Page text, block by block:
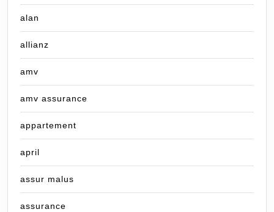
alan
allianz
amv
amv assurance
appartement
april
assur malus
assurance